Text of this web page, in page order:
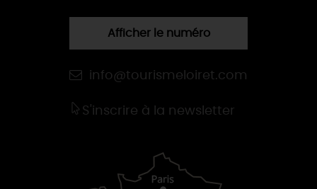
Afficher le numéro
info@tourismeloiret.com
S'inscrire à la newsletter